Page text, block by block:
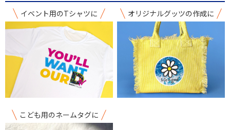
イベント用のTシャツに オリジナルグッツの作成に
こども用のネームタグに